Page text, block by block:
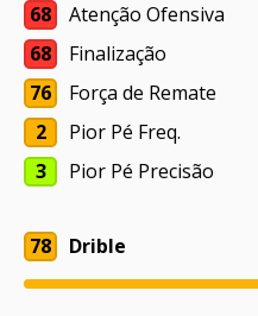
68
Atenção Ofensiva
68
Finalização
76
Força de Remate
2
Pior Pé Freq.
3
Pior Pé Precisão
78 Drible